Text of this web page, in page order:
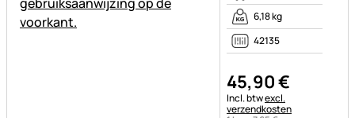
6,18 kg
42135
45,90€
Belastinginformatie:
Incl. btwexcl.
verzendkosten